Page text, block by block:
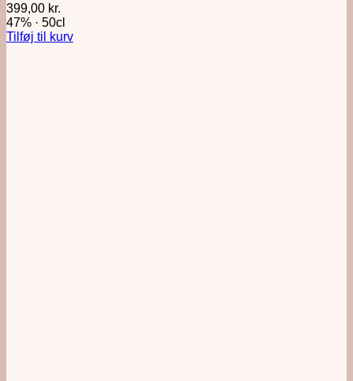
399,00 kr.
47% · 50cl
Tilføj til kurv